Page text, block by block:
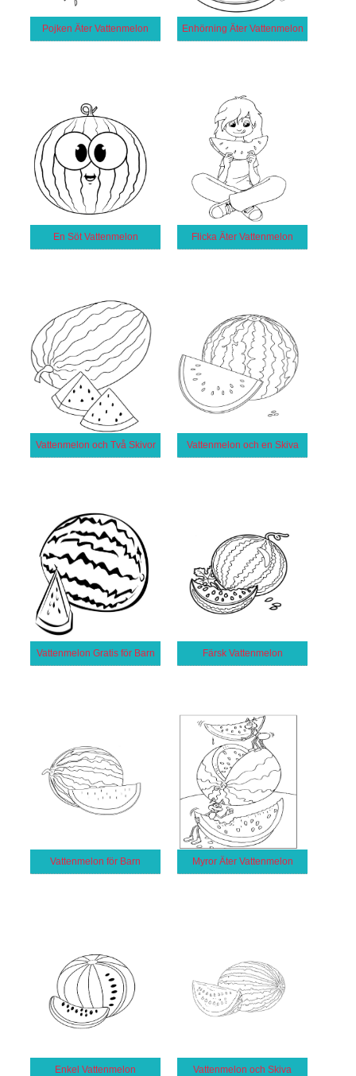
Pojken Äter Vattenmelon Enhörning Äter Vattenmelon
En Söt Vattenmelon Flicka Äter Vattenmelon
Vattenmelon och Två Skivor Vattenmelon och en Skiva
Vattenmelon Gratis för Barn Färsk Vattenmelon
Vattenmelon för Barn Myror Äter Vattenmelon
Enkel Vattenmelon Vattenmelon och Skiva